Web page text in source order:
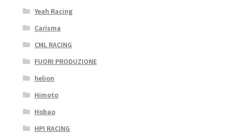
Yeah Racing
Carisma
CML RACING
FUORI PRODUZIONE
helion
Himoto
Hobao
HPI RACING